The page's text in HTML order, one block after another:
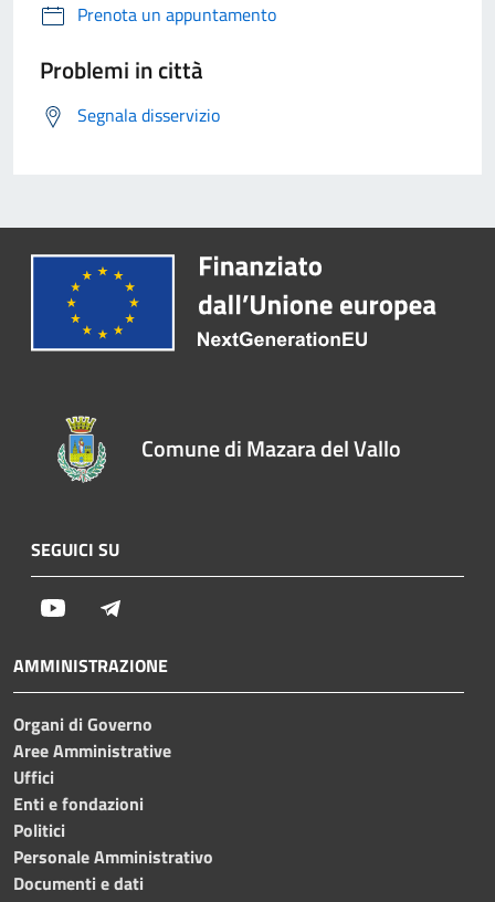
Prenota un appuntamento
Problemi in città
Segnala disservizio
Comune di Mazara del Vallo
SEGUICI SU
Youtube
AMMINISTRAZIONE
Organi di Governo
Aree Amministrative
Uffici
Enti e fondazioni
Politici
Personale Amministrativo
Documenti e dati